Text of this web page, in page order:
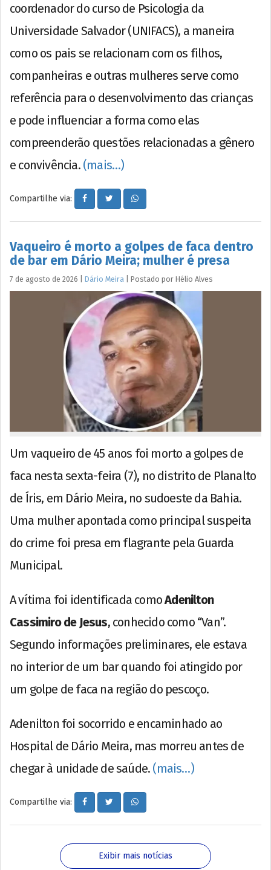
coordenador do curso de Psicologia da
Universidade Salvador (UNIFACS), a maneira
como os pais se relacionam com os filhos,
companheiras e outras mulheres serve como
referência para o desenvolvimento das crianças
e pode influenciar a forma como elas
compreenderão questões relacionadas a gênero
e convivência. (mais…)
Compartilhe via:
Vaqueiro é morto a golpes de faca dentro
de bar em Dário Meira; mulher é presa
7 de agosto de 2026 Dário Meira Postado por Hélio Alves
Um vaqueiro de 45 anos foi morto a golpes de
faca nesta sexta-feira (7), no distrito de Planalto
de Íris, em Dário Meira, no sudoeste da Bahia.
Uma mulher apontada como principal suspeita
do crime foi presa em flagrante pela Guarda
Municipal.
A vítima foi identificada comoAdenilton
Cassimiro de Jesus, conhecido como “Van”.
Segundo informações preliminares, ele estava
no interior de um bar quando foi atingido por
um golpe de faca na região do pescoço.
Adenilton foi socorrido e encaminhado ao
Hospital de Dário Meira, mas morreu antes de
chegar à unidade de saúde. (mais…)
Compartilhe via:
Exibir mais notícias